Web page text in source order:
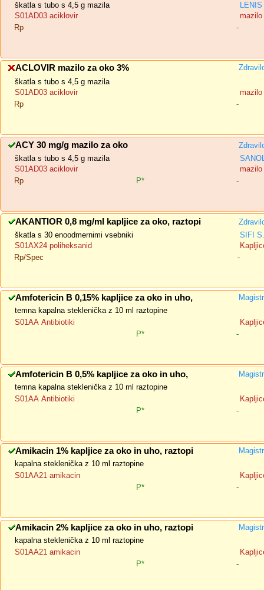
škatla s tubo s 4,5 g mazila
S01AD03 aciklovir
Rp
-
ACLOVIR mazilo za oko 3%
škatla s tubo s 4,5 g mazila
S01AD03 aciklovir
Rp
-
ACY 30 mg/g mazilo za oko
škatla s tubo s 4,5 g mazila
S01AD03 aciklovir
Rp
P* -
AKANTIOR 0,8 mg/ml kapljice za oko, raztopi
škatla s 30 enoodmernimi vsebniki
SIFI
S01AX24 poliheksanid
Rp/Spec
-
Amfotericin B 0,15% kapljice za oko in uho,
temna kapalna steklenička z 10 ml raztopine
S01AA Antibiotiki
P*
-
Amfotericin B 0,5% kapljice za oko in uho,
temna kapalna steklenička z 10 ml raztopine
S01AA Antibiotiki
P*
-
Amikacin 1% kapljice za oko in uho, raztopi
kapalna steklenička z 10 ml raztopine
S01AA21 amikacin
P*
-
Amikacin 2% kapljice za oko in uho, raztopi
kapalna steklenička z 10 ml raztopine
S01AA21 amikacin
P*
-